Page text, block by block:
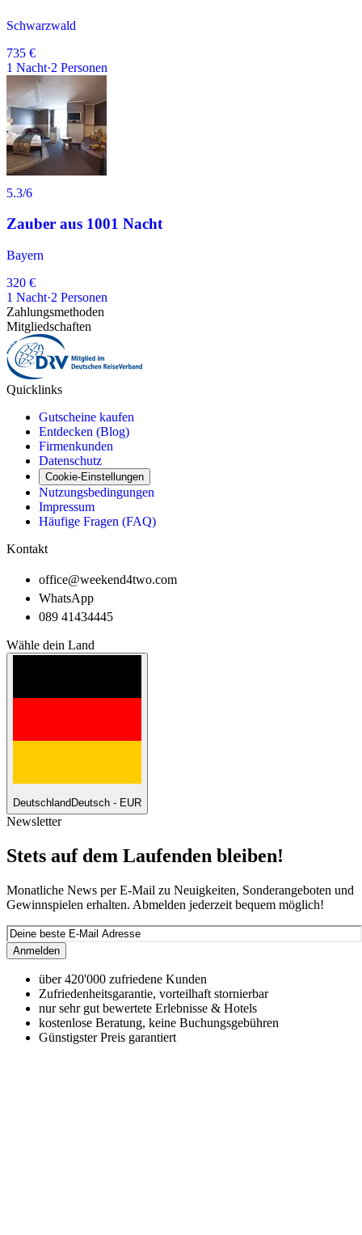
Schwarzwald
735 €
1 Nacht·2 Personen
5.3/6
Zauber aus 1001 Nacht
Bayern
320 €
1 Nacht·2 Personen
Zahlungsmethoden
Mitgliedschaften
Quicklinks
Gutscheine kaufen
Entdecken (Blog)
Firmenkunden
Datenschutz
Cookie-Einstellungen
Nutzungsbedingungen
Impressum
Häufige Fragen (FAQ)
Kontakt
office@weekend4two.com
WhatsApp
089 41434445
Wähle dein Land
Deutschland Deutsch - EUR
Newsletter
Stets auf dem Laufenden bleiben!
Monatliche News per E-Mail zu Neuigkeiten, Sonderangeboten und
Gewinnspielen erhalten. Abmelden jederzeit bequem möglich!
Anmelden
über 420'000 zufriedene Kunden
Zufriedenheitsgarantie, vorteilhaft stornierbar
nur sehr gut bewertete Erlebnisse & Hotels
kostenlose Beratung, keine Buchungsgebühren
Günstigster Preis garantiert